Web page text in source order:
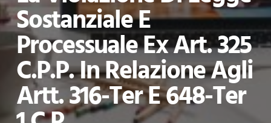
Sostanziale E
Processuale Ex Art. 325
C.p.p. In Relazione Agli
Artt. 316-Ter E 648-Ter